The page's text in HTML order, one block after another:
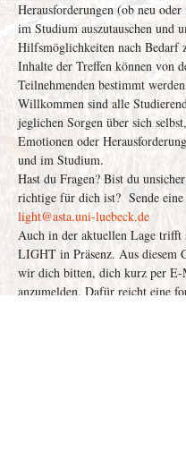
Herausforderungen (ob neu
im Studium auszutauschen und
Hilfsmöglichkeiten nach Bedarf
Inhalte der Treffen können von
Teilnehmenden bestimmt
Willkommen sind alle
jeglichen Sorgen über sich
Emotionen oder
und im Studium.
Hast du Fragen? Bist du
richtige für dich ist?  Sende
light@asta.uni-luebeck.de
Auch in der aktuellen Lage trifft
LIGHT in Präsenz. Aus diesem
wir dich bitten, dich kurz per
anzumelden. Dafür reicht eine